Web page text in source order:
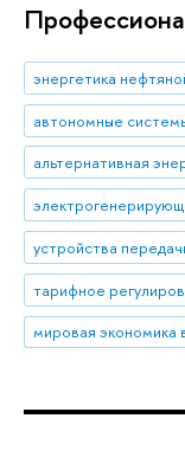
энергетика
альтернативная
тарифное